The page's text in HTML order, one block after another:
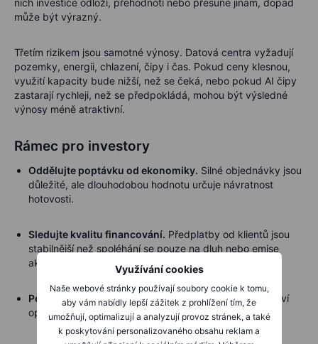
Využívání cookies
Naše webové stránky používají soubory cookie k tomu,
aby vám nabídly lepší zážitek z prohlížení tím, že
umožňují, optimalizují a analyzují provoz stránek, a také
k poskytování personalizovaného obsahu reklam a
nich investice odloží, přehodnotí nebo přesune jinam, dopad
může být výrazný.
Třetím rizikem jsou samotné výnosy. Datová centra vyžadují
pozemky, energii, chlazení, čipy i čas. Pokud ceny klesnou,
využití kapacity bude nižší, než se čeká, nebo pokud AI čipy
zastarají rychleji, než se předpokládá, mohou být výsledné
výnosy méně atraktivní.
Rámec pro investory
Oddělujte poptávku od ekonomiky. Silné objednávky jsou
důležité, ale dlouhodobou hodnotu určuje návratnost
hotovosti.
Sledujte kvalitu financování. Předplatby od klientů jsou
stabilnější než spoléhání se pouze na dluh nebo emise
akcií.
Porovnávejte obchodní modely.Výrobci čipů, cloudoví
operátoři i utility nesou odlišná rizika.